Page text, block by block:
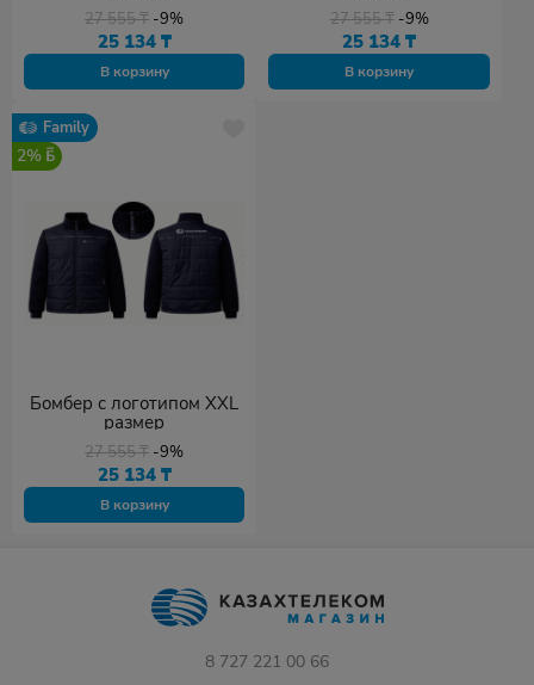
27 555₸ -9%
25 134 ₸
В корзину
27 555₸ -9%
25 134₸
В корзину
Family
2%
Бомбер с логотипом XXL
размер
27 555₸ -9%
25 134 ₸
В корзину
8 727 221 00 66